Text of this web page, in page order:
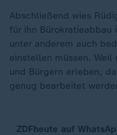
Abschließend wies
für ihn Bürokratieabbau
unter anderem auch
einstellen müssen.
und Bürgern erleben,
genug bearbeitet
ZDFheute auf